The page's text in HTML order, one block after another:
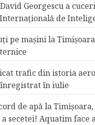
Georgescu a
de
pe maşini la
trafic din istoria
în iulie
de apă la
secetei! Aquatim face